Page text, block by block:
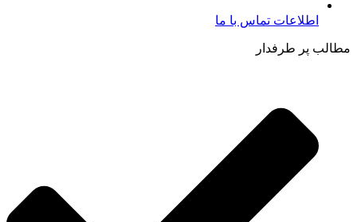
اطلاعات تماس با ما​
مطالب پر طرفدار